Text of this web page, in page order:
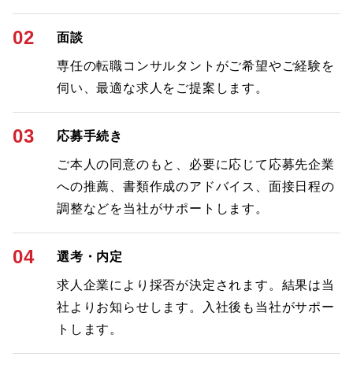
02 面談
専任の転職コンサルタントがご希望やご経験を
伺い、最適な求人をご提案します。
03 応募手続き
ご本人の同意のもと、必要に応じて応募先企業
への推薦、書類作成のアドバイス、面接日程の
調整などを当社がサポートします。
04 選考・内定
求人企業により採否が決定されます。結果は当
社よりお知らせします。入社後も当社がサポー
トします。